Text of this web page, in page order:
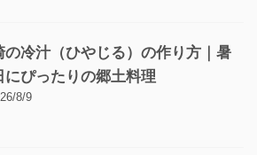
の冷汁（ひやじる）の作り方｜暑
にぴったりの郷土料理
8/9